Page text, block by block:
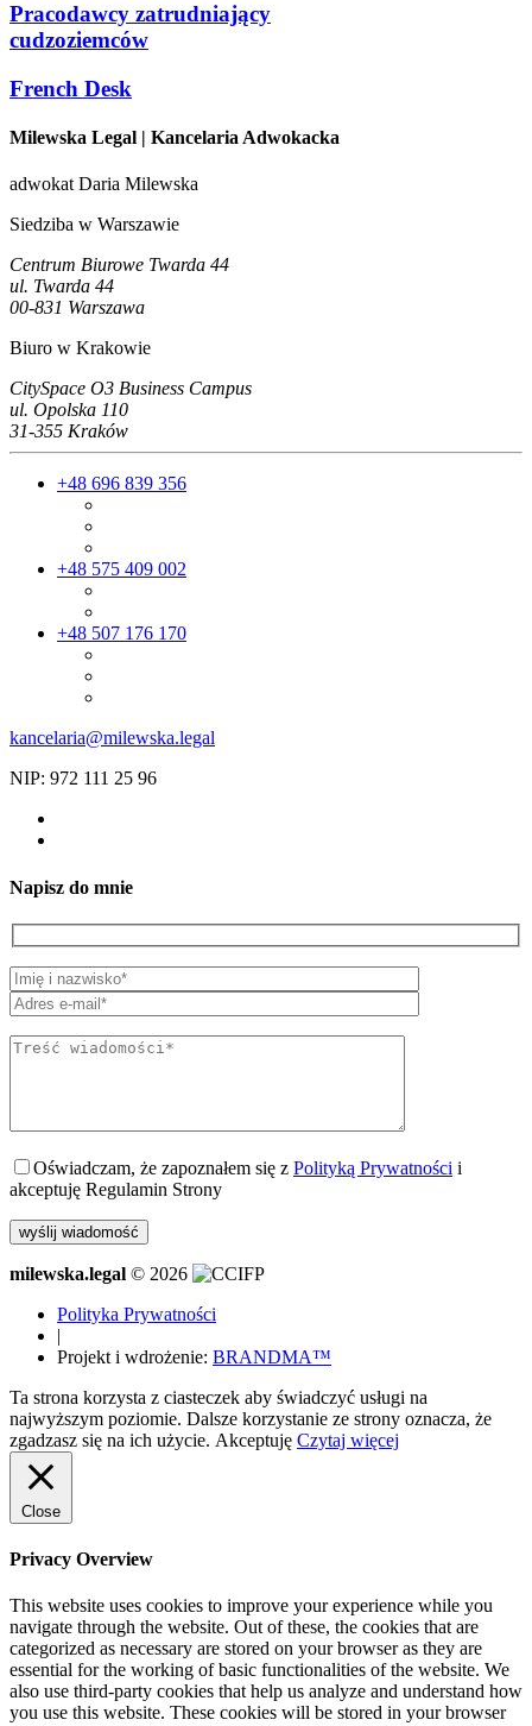
Pracodawcy zatrudniający
cudzoziemców
French Desk
Milewska Legal | Kancelaria Adwokacka
adwokat Daria Milewska
Siedziba w Warszawie
Centrum Biurowe Twarda 44
ul. Twarda 44
00-831 Warszawa
Biuro w Krakowie
CitySpace O3 Business Campus
ul. Opolska 110
31-355 Kraków
+48 696 839 356
+48 575 409 002
+48 507 176 170
kancelaria@milewska.legal
NIP: 972 111 25 96
Napisz do mnie
Oświadczam, że zapoznałem się z Polityką Prywatności i
akceptuję Regulamin Strony
milewska.legal © 2026
Polityka Prywatności
|
Projekt i wdrożenie: BRANDMA™
Ta strona korzysta z ciasteczek aby świadczyć usługi na
najwyższym poziomie. Dalsze korzystanie ze strony oznacza, że
zgadzasz się na ich użycie. Akceptuję Czytaj więcej
Close
Privacy Overview
This website uses cookies to improve your experience while you
navigate through the website. Out of these, the cookies that are
categorized as necessary are stored on your browser as they are
essential for the working of basic functionalities of the website. We
also use third-party cookies that help us analyze and understand how
you use this website. These cookies will be stored in your browser